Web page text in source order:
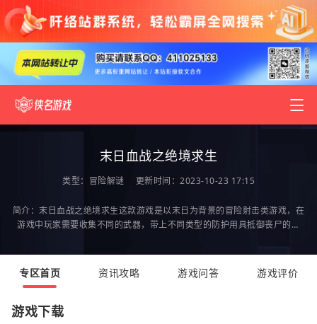
末日血战之绝境求生
类型： 冒险解谜 更新时间：2023-10-23 17:15
简介：末日血战之绝境求生这款游戏是以末日为背景的冒险射击类游戏，在
游戏中玩家需要收集不同的武器，带上不同类型的防护用具抵御丧尸的入
专区首页 资讯攻略 游戏问答 游戏评价
游戏下载